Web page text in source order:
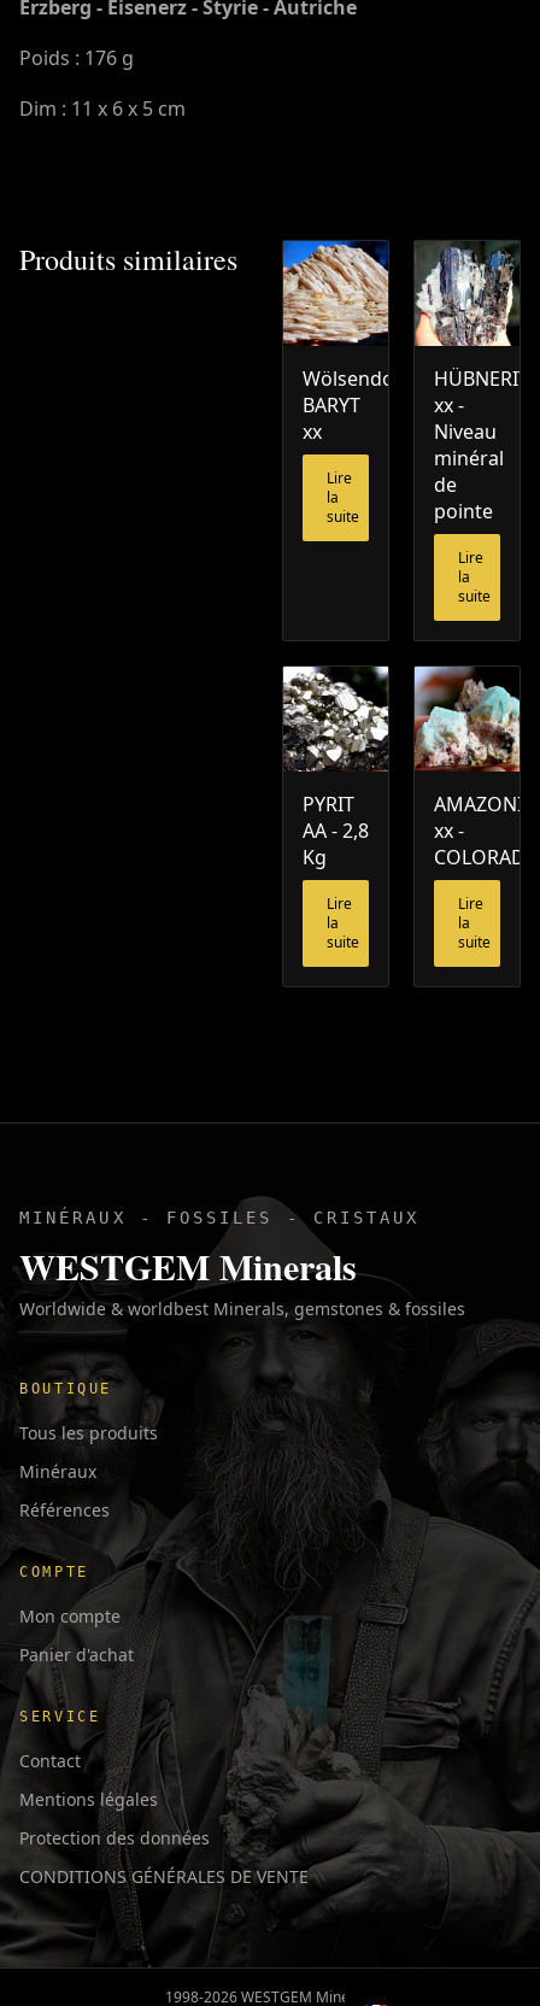
Erzberg - Eisenerz - Styrie - Autriche
Poids : 176 g
Dim : 11 x 6 x 5 cm
Produits similaires
Wölsendorfer
BARYT
xx
Lire
la
suite
HÜBNERIT
xx -
Niveau
minéral
de
pointe
Lire
la
suite
PYRIT
AA - 2,8
Kg
Lire
la
suite
AMAZONIT
xx -
COLORADO
Lire
la
suite
MINÉRAUX - FOSSILES - CRISTAUX
WESTGEM Minerals
Worldwide & worldbest Minerals, gemstones & fossiles
BOUTIQUE
Tous les produits
Minéraux
Références
COMPTE
Mon compte
Panier d'achat
SERVICE
Contact
Mentions légales
Protection des données
CONDITIONS GÉNÉRALES DE VENTE
1998-2026 WESTGEM Minerals
Deutsch
日本語